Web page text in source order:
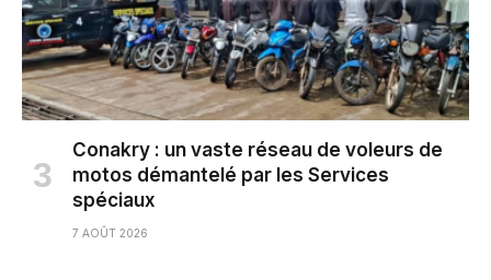
Conakry : un vaste réseau de voleurs de
motos démantelé par les Services
spéciaux
7 AOÛT 2026